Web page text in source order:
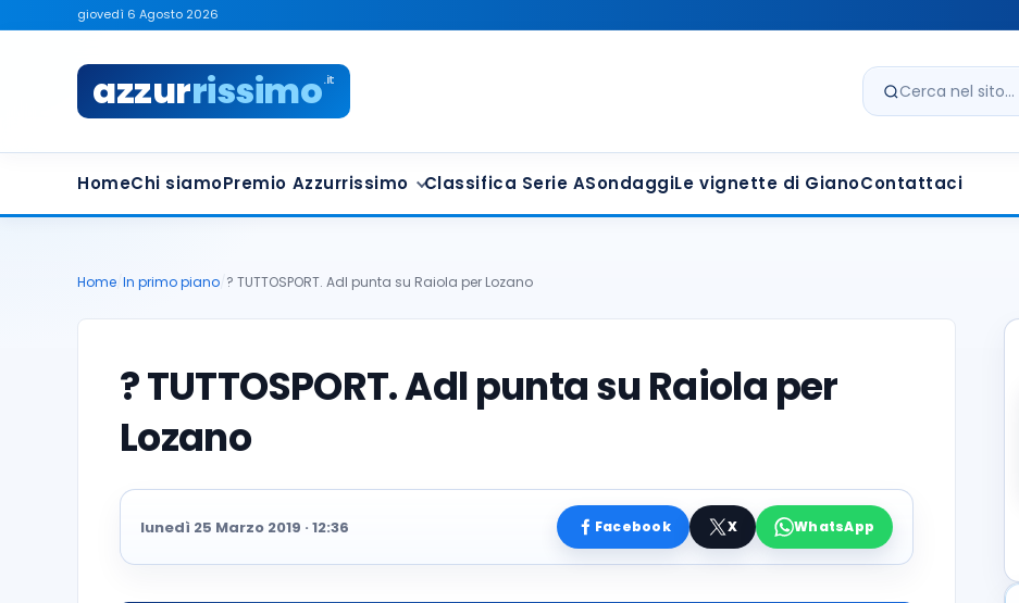
giovedì 6 Agosto 2026
azzurrissimo.it
Cerca nel sito
HomeChi siamoPremio Azzurrissimo Classifica Serie ASondaggiLe vignette di GianoContattaci
Home In primo piano ? TUTTOSPORT. Adl punta su Raiola per Lozano
? TUTTOSPORT. Adl punta su Raiola per
Lozano
lunedì 25 Marzo 2019 · 12:36 Facebook X WhatsApp